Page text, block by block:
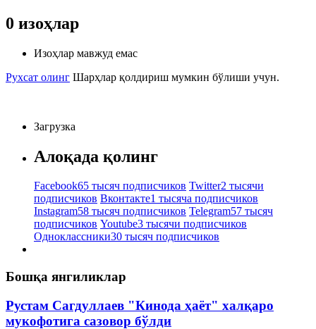
0 изоҳлар
Изоҳлар мавжуд емас
Рухсат олинг Шарҳлар қолдириш мумкин бўлиши учун.
Загрузка
Алоқада қолинг
Facebook65 тысяч подписчиков Twitter2 тысячи
подписчиков Вконтакте1 тысяча подписчиков
Instagram58 тысяч подписчиков Telegram57 тысяч
подписчиков Youtube3 тысячи подписчиков
Одноклассники30 тысяч подписчиков
Бошқа янгиликлар
Рустам Сагдуллаев "Кинода ҳаёт" халқаро
мукофотига сазовор бўлди